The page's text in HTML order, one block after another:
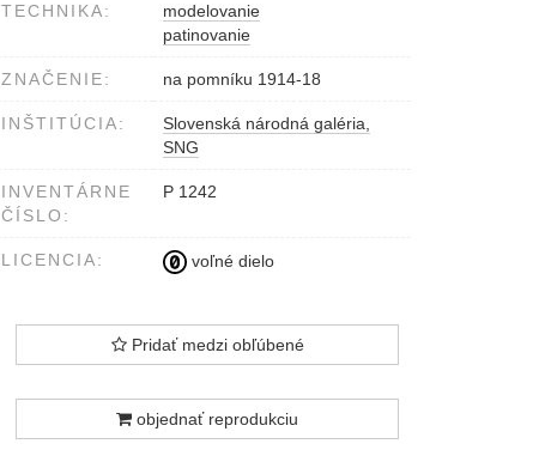
TECHNIKA:
modelovanie
patinovanie
ZNAČENIE: na pomníku 1914-18
INŠTITÚCIA:
Slovenská národná galéria,
SNG
INVENTÁRNE
ČÍSLO:
P 1242
LICENCIA: voľné dielo
Pridať medzi obľúbené
objednať reprodukciu